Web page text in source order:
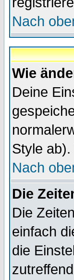
Nach
Wie
Deine
Style
Nach
Die
Die
einfach
die